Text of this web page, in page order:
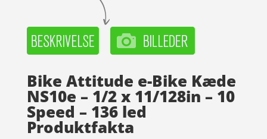
Bike Attitude e-Bike Kæde
NS10e – 1/2 x 11/128in – 10
Speed – 136 led
Produktfakta